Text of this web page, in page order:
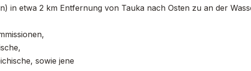
in etwa 2 km Entfernung von Tauka nach Osten zu an der
sowie jene